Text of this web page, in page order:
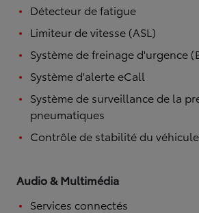
Détecteur de fatigue
Limiteur de vitesse (ASL)
Système de freinage d'urgence
Système d'alerte eCall
Système de surveillance de la
pneumatiques
Contrôle de stabilité du véhicule
Audio & Multimédia
Services connectés